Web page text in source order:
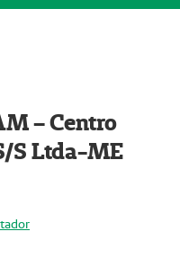
– Centro
S Ltda-ME